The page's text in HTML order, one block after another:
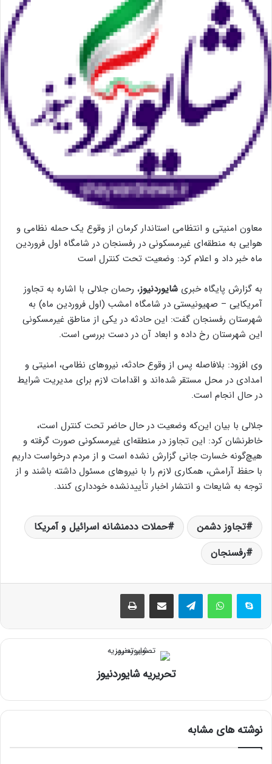
معاون امنیتی و انتظامی استاندار کرمان از وقوع یک حمله نظامی و
هوایی به منطقه‌ای غیرمسکونی در رفسنجان در شامگاه اول فروردین
ماه خبر داد و اعلام کرد: وضعیت تحت کنترل است
به گزارش پایگاه خبری شایوردنیوز، رحمان جلالی با اشاره به تجاوز
آمریکایی – صهیونیستی در شامگاه امشب (اول فروردین ماه) به
شهرستان رفسنجان گفت: این حادثه در یکی از مناطق غیرمسکونی
این شهرستان رخ داده و ابعاد آن در دست بررسی است.
وی افزود: بلافاصله پس از وقوع حادثه، نیروهای نظامی، امنیتی و
امدادی در محل مستقر شده‌اند و اقدامات لازم برای مدیریت شرایط
در حال انجام است.
جلالی با بیان این‌که وضعیت در حال حاضر تحت کنترل است،
خاطرنشان کرد: این تجاوز در منطقه‌ای غیرمسکونی صورت گرفته و
هیچ‌گونه خسارت جانی گزارش نشده است و از مردم درخواست داریم
با حفظ آرامش، همکاری لازم را با نیروهای مسئول داشته باشند و از
توجه به شایعات و انتشار اخبار تأییدنشده خودداری کنند.
تجاوز دشمن
حملات ددمنشانه اسرائیل و آمریکا
رفسنجان
تلگرام اشتراک گذاری از طریق ایمیل چاپ
تحریریه شایوردنیوز
نوشته های مشابه